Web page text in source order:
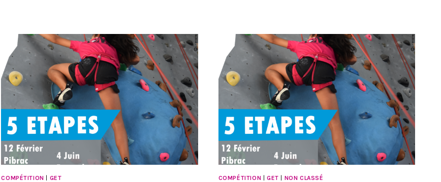
COMPÉTITION | GET COMPÉTITION | GET | NON CLASSÉ